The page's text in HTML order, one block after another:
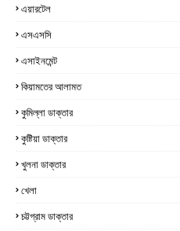
এয়ারটেল
এসএসসি
এসাইনমেন্ট
কিয়ামতের আলামত
কুমিল্লা ডাক্তার
কুষ্টিয়া ডাক্তার
খুলনা ডাক্তার
খেলা
চট্টগ্রাম ডাক্তার